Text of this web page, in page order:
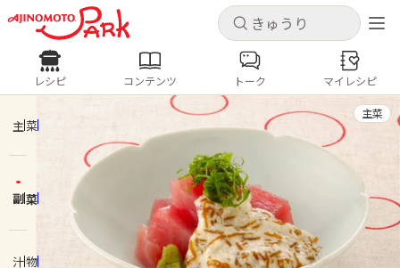
キャンセル
ログインするとレシピを保存できます
新規登録
コンテンツ
キャンセル
レシピ コンテンツ
人気の食材・レシピ
きゅうり なす トマト
とうもろこし
ピーマン
みょうが ゴーヤ
レシピ コンテンツ トーク マイレシピ
主菜
副菜
汁物
主菜